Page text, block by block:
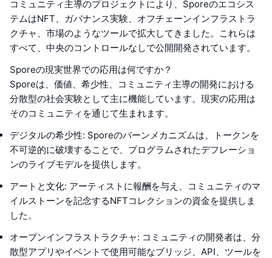
コミュニティ主導のプロジェクトにより、Sporeのエコシス
テムはNFT、ガバナンス実験、オフチェーンインフラストラ
クチャ、市場のようなツールで拡大してきました。これらは
すべて、中央のコントロールなしで公開開発されています。
Sporeの現実世界での応用は何ですか？
Sporeは、価値、希少性、コミュニティ主導の開発における
分散型の社会実験として主に機能しています。現実の応用は
そのコミュニティを通じて生まれます。
デジタルの希少性: Sporeのバーンメカニズムは、トークンを
不可逆的に破壊することで、プログラムされたデフレーショ
ンのライブモデルを提供します。
アートと文化: アーティストに報酬を与え、コミュニティのマ
イルストーンを記念するNFTコレクションの資金を提供しま
した。
オープンインフラストラクチャ: コミュニティの開発者は、分
散型アプリやイベントで使用可能なブリッジ、API、ツールを